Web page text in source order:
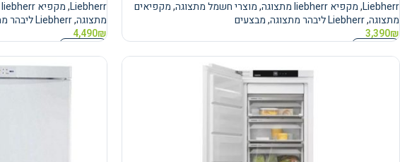
Liebherr
,מקפיא liebherr מתצוגה ,מוצרי חשמל מתצוגה,מקפיאים
מתצוגה,Liebherr ליבהר מתצוגה ,מבצעים
3,390₪
הוספה לסל
Liebherr
,מקפיא liebherr מתצוגה
מתצוגה,Liebherr ליבהר מתצוגה
4,490₪
הוספה לסל